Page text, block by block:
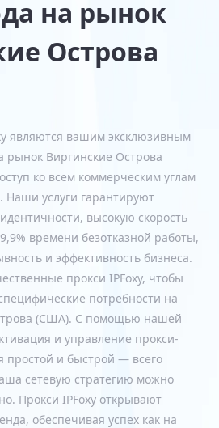
на рынок
Острова
являются вашим эксклюзивным
рынок Виргинские Острова
ко всем коммерческим углам
Наши услуги гарантируют
высокую скорость
времени безотказной работы,
и эффективность бизнеса.
прокси IPFoxy, чтобы
потребности на
(США). С помощью нашей
и управление прокси-
простой и быстрой — всего
сетевую стратегию можно
Прокси IPFoxy открывают
обеспечивая успех как на